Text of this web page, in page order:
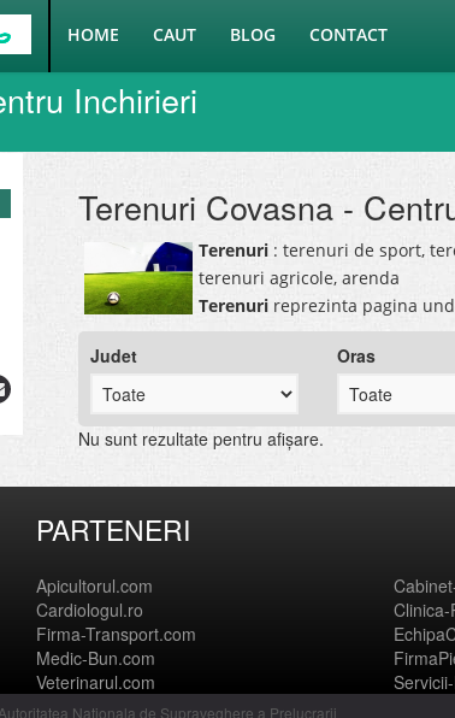
HOME CAUT BLOG CONTACT
Inchirieri
Terenuri Covasna -
Terenuri : terenuri de sport,
terenuri agricole, arenda
Terenuri reprezinta pagina
Judet Oras
Nu sunt rezultate pentru afişare.
PARTENERI
Apicultorul.com
Cardiologul.ro
Firma-Transport.com
Medic-Bun.com
Veterinarul.com
Nationala de Supraveghere a Prelucrarii